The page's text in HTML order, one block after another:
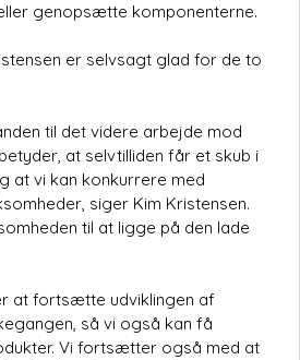
genopsætte komponenterne.
er selvsagt glad for de to
til det videre arbejde mod
at selvtilliden får et skub i
at vi kan konkurrere med
siger Kim Kristensen.
til at ligge på den lade
at fortsætte udviklingen af
så vi også kan få
Vi fortsætter også med at